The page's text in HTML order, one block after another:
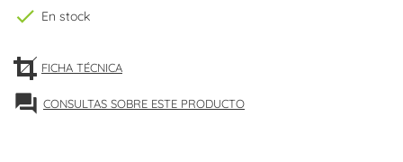
check En stock
FICHA TÉCNICA
forum CONSULTAS SOBRE ESTE PRODUCTO